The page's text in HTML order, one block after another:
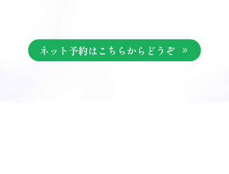
ネット予約はこちらからどうぞ